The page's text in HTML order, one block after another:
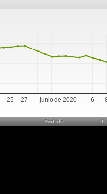
junio de 2020
25 27 6
Partido